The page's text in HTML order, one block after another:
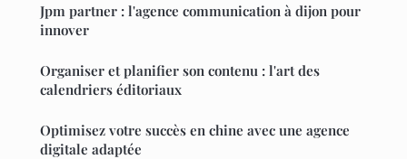
Jpm partner : l'agence communication à dijon pour
innover
Organiser et planifier son contenu : l'art des
calendriers éditoriaux
Optimisez votre succès en chine avec une agence
digitale adaptée